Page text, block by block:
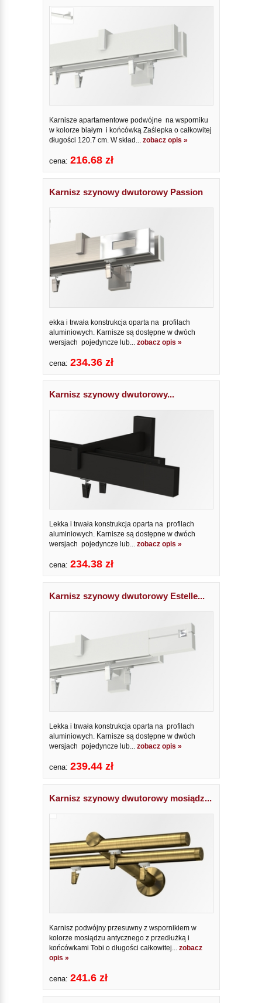
Karnisze apartamentowe podwójne na wsporniku
w kolorze białym i końcówką Zaślepka o całkowitej
długości 120.7 cm. W skład... zobacz opis »
cena: 216.68 zł
Karnisz szynowy dwutorowy Passion
ekka i trwała konstrukcja oparta na profilach
aluminiowych. Karnisze są dostępne w dwóch
wersjach pojedyncze lub... zobacz opis »
cena: 234.36 zł
Karnisz szynowy dwutorowy...
Lekka i trwała konstrukcja oparta na profilach
aluminiowych. Karnisze są dostępne w dwóch
wersjach pojedyncze lub... zobacz opis »
cena: 234.38 zł
Karnisz szynowy dwutorowy Estelle...
Lekka i trwała konstrukcja oparta na profilach
aluminiowych. Karnisze są dostępne w dwóch
wersjach pojedyncze lub... zobacz opis »
cena: 239.44 zł
Karnisz szynowy dwutorowy mosiądz...
Karnisz podwójny przesuwny z wspornikiem w
kolorze mosiądzu antycznego z przedłużką i
końcówkami Tobi o długości całkowitej... zobacz
opis »
cena: 241.6 zł